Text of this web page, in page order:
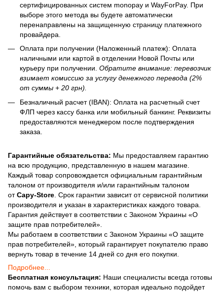
сертифицированных систем monopay и WayForPay. При
выборе этого метода вы будете автоматически
перенаправлены на защищенную страницу платежного
провайдера.
Оплата при получении (Наложенный платеж): Оплата
наличными или картой в отделении Новой Почты или
курьеру при получении. Обратите внимание: перевозчик
взимает комиссию за услугу денежного перевода (2%
от суммы + 20 грн).
Безналичный расчет (IBAN): Оплата на расчетный счет
ФЛП через кассу банка или мобильный банкинг. Реквизиты
предоставляются менеджером после подтверждения
заказа.
Гарантийные обязательства: Мы предоставляем гарантию
на всю продукцию, представленную в нашем магазине.
Каждый товар сопровождается официальным гарантийным
талоном от производителя и/или гарантийным талоном
отCapy-Store . Срок гарантии зависит от сервисной политики
производителя и указан в характеристиках каждого товара.
Гарантия действует в соответствии с Законом Украины «О
защите прав потребителей».
Мы работаем в соответствии с Законом Украины «О защите
прав потребителей», который гарантирует покупателю право
вернуть товар в течение 14 дней со дня его покупки.
Подробнее...
Бесплатная консультация: Наши специалисты всегда готовы
помочь вам с выбором техники, которая идеально подойдет